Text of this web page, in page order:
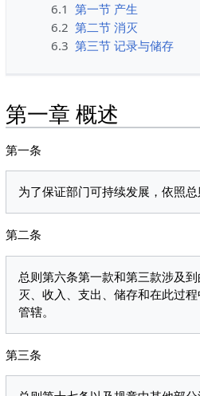
6.1 第一节 产生
6.2 第二节 消灭
6.3 第三节 记录与储存
第一章 概述
第一条
第二条
总则第六条第一款和第三款涉及
灭、收入、支出、储存和在此过
第三条